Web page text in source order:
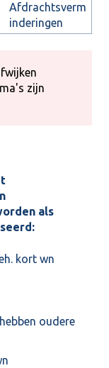
Afdrachtsverm
inderingen
zijn
als
kort wn
oudere